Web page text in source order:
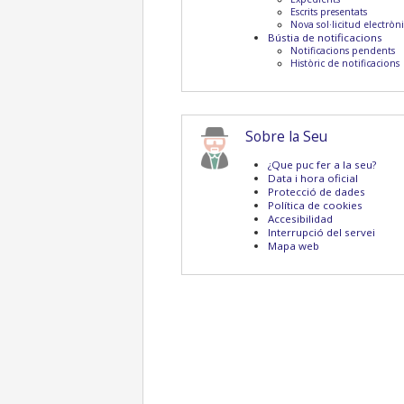
Escrits presentats
Nova sol·licitud
Bústia de notificacions
Notificacions pendents
Històric de notificacions
Sobre la Seu
¿Que puc fer a la seu?
Data i hora oficial
Protecció de dades
Política de cookies
Accesibilidad
Interrupció del servei
Mapa web